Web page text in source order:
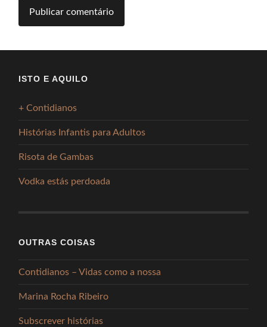
ISTO E AQUILO
+ Contidianos
Histórias Infantis para Adultos
Risota de Gambas
Vodka estás perdoada
OUTRAS COISAS
Contidianos – Vidas como a nossa
Marina Rocha Ribeiro
Subscrever histórias